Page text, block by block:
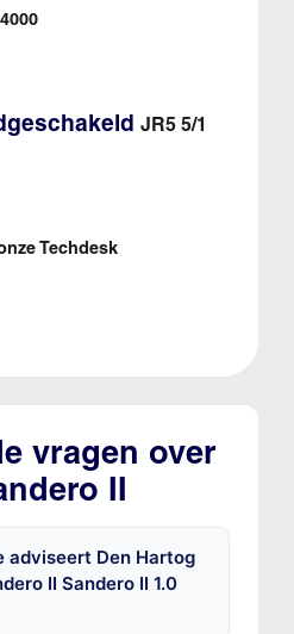
JR5 5/1
Techdesk
vragen over
II
adviseert Den Hartog
II Sandero II 1.0